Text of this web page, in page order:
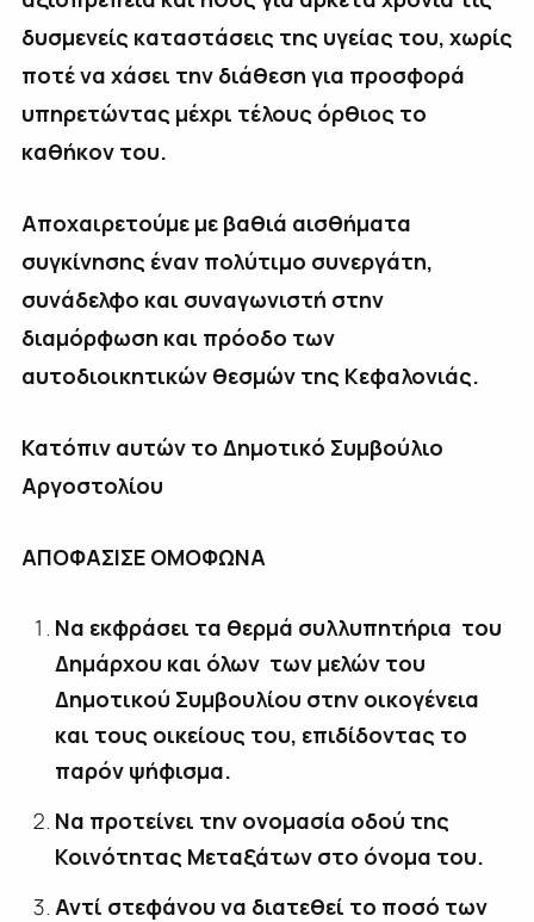
δυσμενείς καταστάσεις της υγείας του, χωρίς
ποτέ να χάσει την διάθεση για προσφορά
υπηρετώντας μέχρι τέλους όρθιος το
καθήκον του.
Αποχαιρετούμε με βαθιά αισθήματα
συγκίνησης έναν πολύτιμο συνεργάτη,
συνάδελφο και συναγωνιστή στην
διαμόρφωση και πρόοδο των
αυτοδιοικητικών θεσμών της Κεφαλονιάς.
Κατόπιν αυτών το Δημοτικό Συμβούλιο
Αργοστολίου
ΑΠΟΦΑΣΙΣΕ ΟΜΟΦΩΝΑ
Να εκφράσει τα θερμά συλλυπητήρια του
Δημάρχου και όλων των μελών του
Δημοτικού Συμβουλίου στην οικογένεια
και τους οικείους του, επιδίδοντας το
παρόν ψήφισμα.
Να προτείνει την ονομασία οδού της
Κοινότητας Μεταξάτων στο όνομα του.
Αντί στεφάνου να διατεθεί το ποσό των